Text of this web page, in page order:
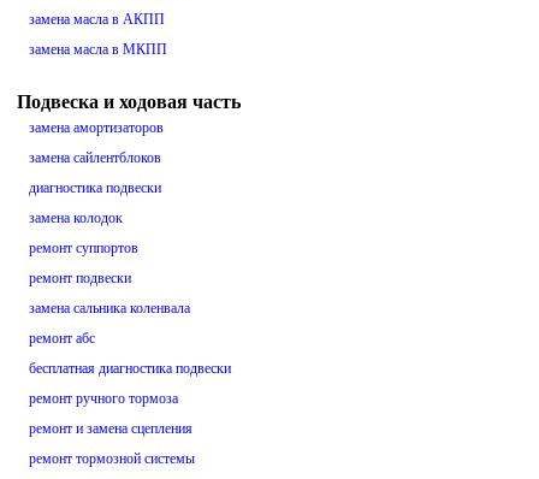
замена масла в АКПП
замена масла в МКПП
Подвеска и ходовая часть
замена амортизаторов
замена сайлентблоков
диагностика подвески
замена колодок
ремонт суппортов
ремонт подвески
замена сальника коленвала
ремонт абс
бесплатная диагностика подвески
ремонт ручного тормоза
ремонт и замена сцепления
ремонт тормозной системы